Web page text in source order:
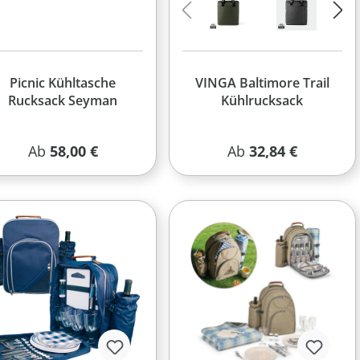
Picnic Kühltasche
Rucksack Seyman
Regulärer Preis:
Ab 58,00 €
VINGA Baltimore Trail
Kühlrucksack
Regulärer Preis:
Ab 32,84 €